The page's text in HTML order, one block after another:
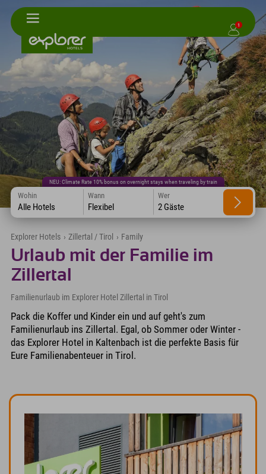
1
NEU: Climate Rate 10% bonus on overnight stays when traveling by train
Wohin
Alle Hotels
Wann
Flexibel
Wer
2 Gäste
Explorer Hotels › Zillertal / Tirol › Family
Urlaub mit der Familie im
Zillertal
Familienurlaub im Explorer Hotel Zillertal in Tirol
Pack die Koffer und Kinder ein und auf geht's zum
Familienurlaub ins Zillertal. Egal, ob Sommer oder Winter -
das Explorer Hotel in Kaltenbach ist die perfekte Basis für
Eure Familienabenteuer in Tirol.